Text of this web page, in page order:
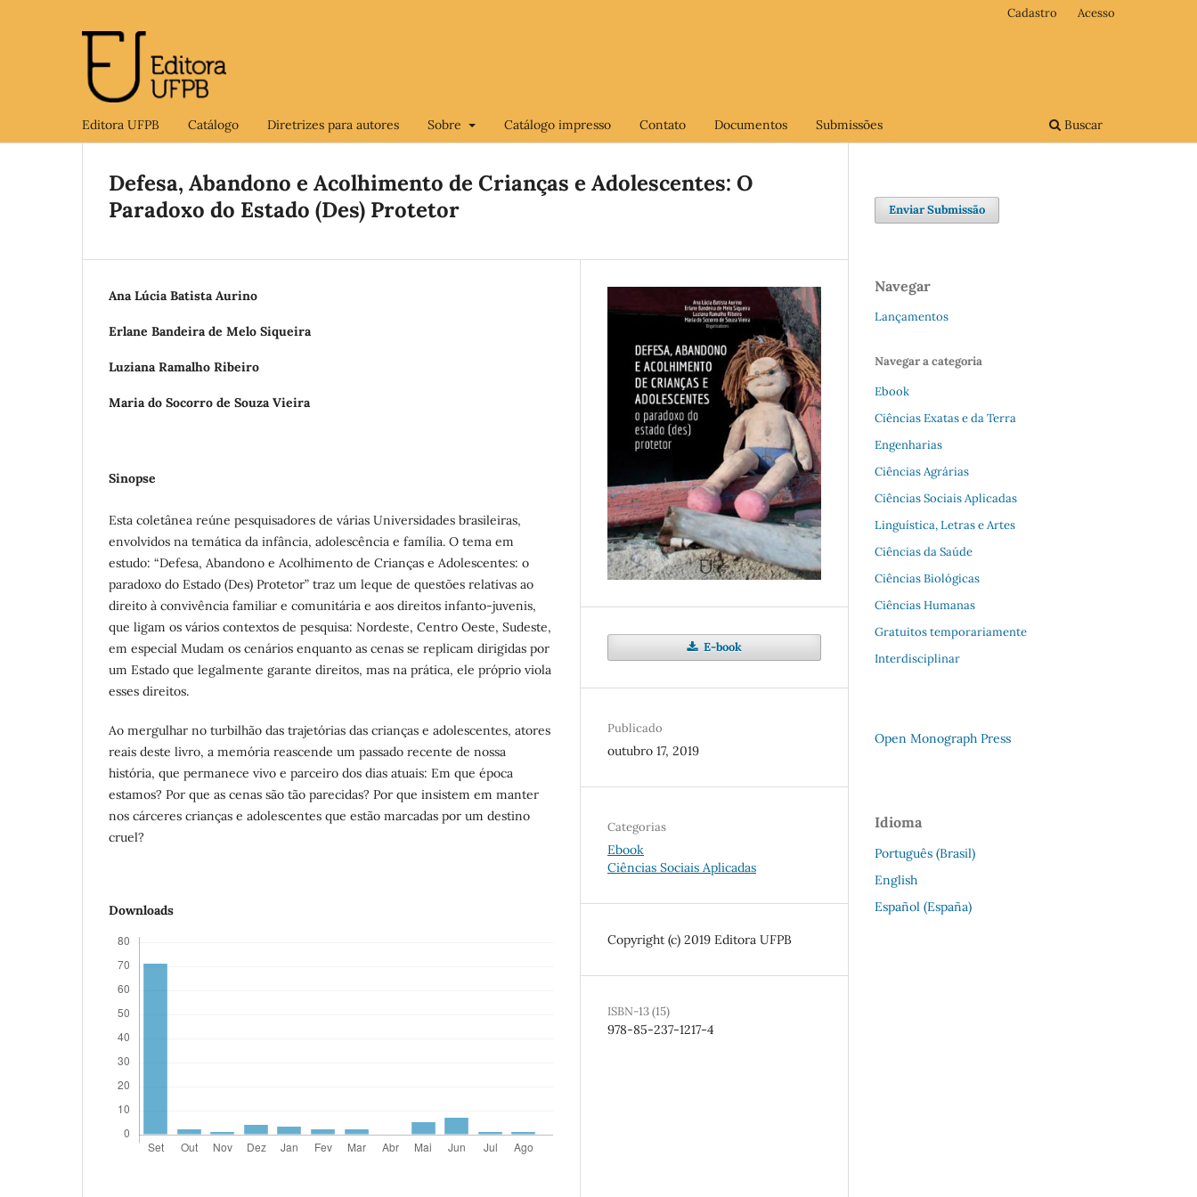
Editora UFPB Catálogo Diretrizes para autores Sobre Catálogo impresso Contato Documentos Submissões Buscar
Cadastro Acesso
Defesa, Abandono e Acolhimento de Crianças e Adolescentes: O
Paradoxo do Estado (Des) Protetor
Ana Lúcia Batista Aurino
Erlane Bandeira de Melo Siqueira
Luziana Ramalho Ribeiro
Maria do Socorro de Souza Vieira
Sinopse
Esta coletânea reúne pesquisadores de várias Universidades brasileiras,
envolvidos na temática da infância, adolescência e família. O tema em
estudo: “Defesa, Abandono e Acolhimento de Crianças e Adolescentes: o
paradoxo do Estado (Des) Protetor” traz um leque de questões relativas ao
direito à convivência familiar e comunitária e aos direitos infanto-juvenis,
que ligam os vários contextos de pesquisa: Nordeste, Centro Oeste, Sudeste,
em especial Mudam os cenários enquanto as cenas se replicam dirigidas por
um Estado que legalmente garante direitos, mas na prática, ele próprio viola
esses direitos.
Ao mergulhar no turbilhão das trajetórias das crianças e adolescentes, atores
reais deste livro, a memória reascende um passado recente de nossa
história, que permanece vivo e parceiro dos dias atuais: Em que época
estamos? Por que as cenas são tão parecidas? Por que insistem em manter
nos cárceres crianças e adolescentes que estão marcadas por um destino
cruel?
Downloads
E-book
Publicado
outubro 17, 2019
Categorias
Ebook
Ciências Sociais Aplicadas
Copyright (c) 2019 Editora UFPB
ISBN-13 (15)
978-85-237-1217-4
Enviar Submissão
Navegar
Lançamentos
Navegar a categoria
Ebook
Ciências Exatas e da Terra
Engenharias
Ciências Agrárias
Ciências Sociais Aplicadas
Linguística, Letras e Artes
Ciências da Saúde
Ciências Biológicas
Ciências Humanas
Gratuitos temporariamente
Interdisciplinar
Open Monograph Press
Idioma
Português (Brasil)
English
Español (España)